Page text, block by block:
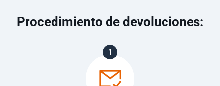
Procedimiento de devoluciones:
1